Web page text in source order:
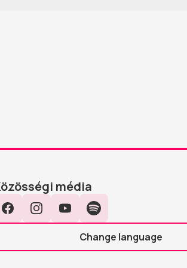
média
FacebookInstagramYouTubeSpotify
Change language